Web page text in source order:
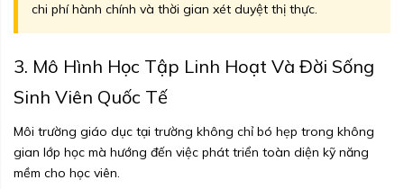
chi phí hành chính và thời gian xét duyệt thị thực.
3. Mô Hình Học Tập Linh Hoạt Và Đời Sống
Sinh Viên Quốc Tế
Môi trường giáo dục tại trường không chỉ bó hẹp trong không
gian lớp học mà hướng đến việc phát triển toàn diện kỹ năng
mềm cho học viên.